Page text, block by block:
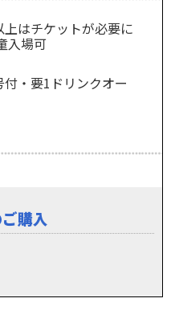
はチケットが必要に
入場可
・要1ドリンクオー
購入